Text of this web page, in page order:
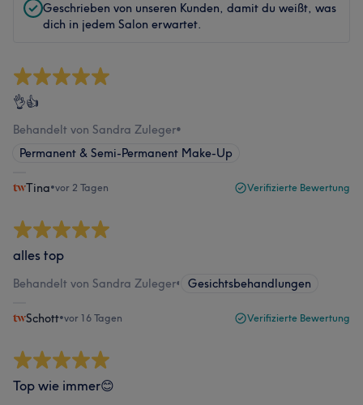
Geschrieben von unseren Kunden, damit du weißt, was
dich in jedem Salon erwartet.
👌👍
Behandelt von Sandra Zuleger•
Permanent & Semi-Permanent Make-Up
Tina•vor 2 Tagen Verifizierte Bewertung
alles top
Behandelt von Sandra Zuleger• Gesichtsbehandlungen
Schott•vor 16 Tagen Verifizierte Bewertung
Top wie immer😊